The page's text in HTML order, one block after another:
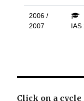
2006 /
2007
IAS
Click on a cycle